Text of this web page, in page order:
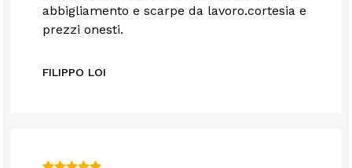
abbigliamento e scarpe da lavoro.cortesia e
prezzi onesti.
FILIPPO LOI